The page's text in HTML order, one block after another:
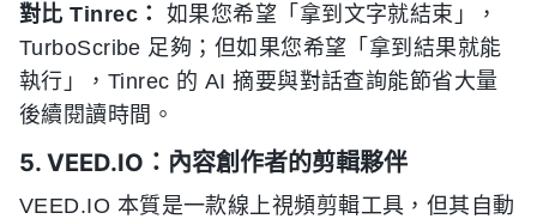
對比 Tinrec：
如果您希望「拿到文字就結束」，
TurboScribe 足夠；但如果您希望「拿到結果就能
執行」，Tinrec 的 AI 摘要與對話查詢能節省大量
後續閱讀時間。
5. VEED.IO：內容創作者的剪輯夥伴
VEED.IO 本質是一款線上視頻剪輯工具，但其自動